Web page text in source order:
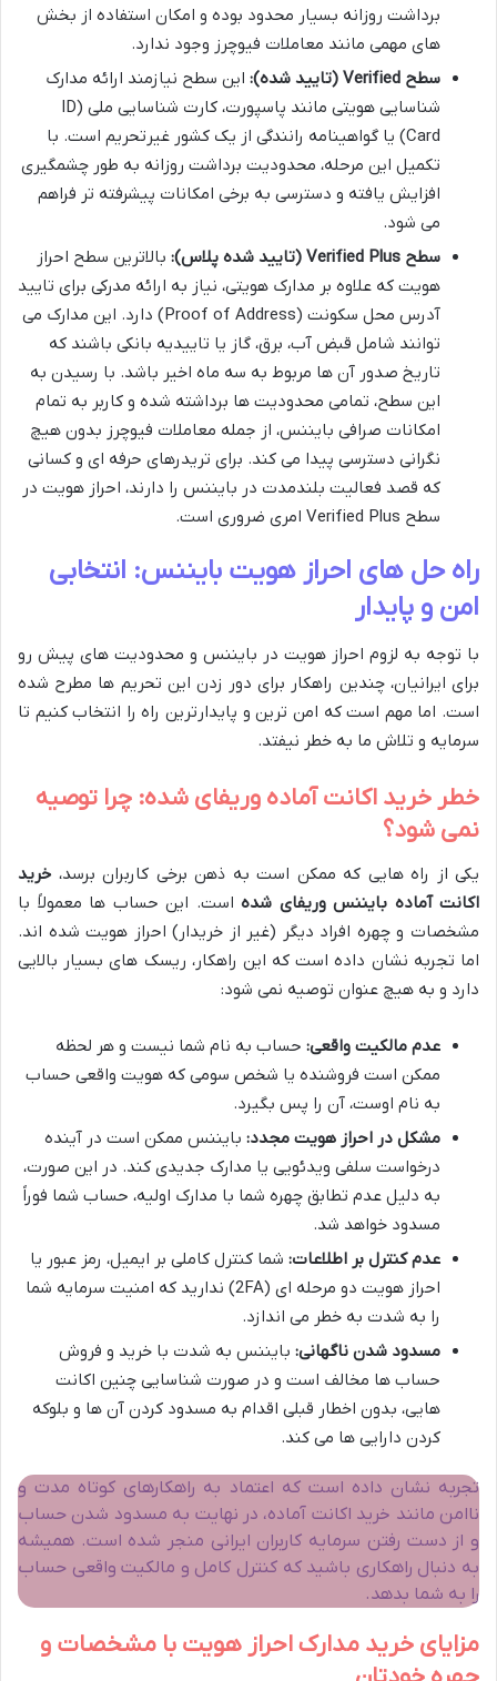
برداشت روزانه بسیار محدود بوده و امکان استفاده از بخش
های مهمی مانند معاملات فیوچرز وجود ندارد.
سطح Verified (تایید شده):
این سطح نیازمند ارائه مدارک
شناسایی هویتی مانند پاسپورت، کارت شناسایی ملی (ID
Card) یا گواهینامه رانندگی از یک کشور غیرتحریم است. با
تکمیل این مرحله، محدودیت برداشت روزانه به طور چشمگیری
افزایش یافته و دسترسی به برخی امکانات پیشرفته تر فراهم
می شود.
سطح Verified Plus (تایید شده پلاس):
بالاترین سطح احراز
هویت که علاوه بر مدارک هویتی، نیاز به ارائه مدرکی برای تایید
آدرس محل سکونت (Proof of Address) دارد. این مدارک می
توانند شامل قبض آب، برق، گاز یا تاییدیه بانکی باشند که
تاریخ صدور آن ها مربوط به سه ماه اخیر باشد. با رسیدن به
این سطح، تمامی محدودیت ها برداشته شده و کاربر به تمام
امکانات صرافی بایننس، از جمله معاملات فیوچرز بدون هیچ
نگرانی دسترسی پیدا می کند. برای تریدرهای حرفه ای و کسانی
که قصد فعالیت بلندمدت در بایننس را دارند، احراز هویت در
سطح Verified Plus امری ضروری است.
راه حل های احراز هویت بایننس: انتخابی
امن و پایدار
با توجه به لزوم احراز هویت در بایننس و محدودیت های پیش رو
برای ایرانیان، چندین راهکار برای دور زدن این تحریم ها مطرح شده
است. اما مهم است که امن ترین و پایدارترین راه را انتخاب کنیم تا
سرمایه و تلاش ما به خطر نیفتد.
خطر خرید اکانت آماده وریفای شده: چرا توصیه
نمی شود؟
یکی از راه هایی که ممکن است به ذهن برخی کاربران برسد، خرید
اکانت آماده بایننس وریفای شده است. این حساب ها معمولاً با
مشخصات و چهره افراد دیگر (غیر از خریدار) احراز هویت شده اند.
اما تجربه نشان داده است که این راهکار، ریسک های بسیار بالایی
دارد و به هیچ عنوان توصیه نمی شود:
عدم مالکیت واقعی: حساب به نام شما نیست و هر لحظه
ممکن است فروشنده یا شخص سومی که هویت واقعی حساب
به نام اوست، آن را پس بگیرد.
مشکل در احراز هویت مجدد: بایننس ممکن است در آینده
درخواست سلفی ویدئویی یا مدارک جدیدی کند. در این صورت،
به دلیل عدم تطابق چهره شما با مدارک اولیه، حساب شما فوراً
مسدود خواهد شد.
عدم کنترل بر اطلاعات: شما کنترل کاملی بر ایمیل، رمز عبور یا
احراز هویت دو مرحله ای (2FA) ندارید که امنیت سرمایه شما
را به شدت به خطر می اندازد.
مسدود شدن ناگهانی: بایننس به شدت با خرید و فروش
حساب ها مخالف است و در صورت شناسایی چنین اکانت
هایی، بدون اخطار قبلی اقدام به مسدود کردن آن ها و بلوکه
کردن دارایی ها می کند.
تجربه نشان داده است که اعتماد به راهکارهای کوتاه مدت و
ناامن مانند خرید اکانت آماده، در نهایت به مسدود شدن حساب
و از دست رفتن سرمایه کاربران ایرانی منجر شده است. همیشه
به دنبال راهکاری باشید که کنترل کامل و مالکیت واقعی حساب
را به شما بدهد.
مزایای خرید مدارک احراز هویت با مشخصات و